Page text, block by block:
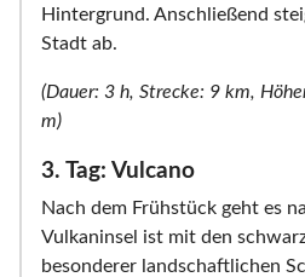
Hintergrund. Anschließend
Stadt ab.
(Dauer: 3 h, Strecke: 9 km,
m)
3. Tag: Vulcano
Nach dem Frühstück geht es
Vulkaninsel ist mit den
besonderer landschaftlichen